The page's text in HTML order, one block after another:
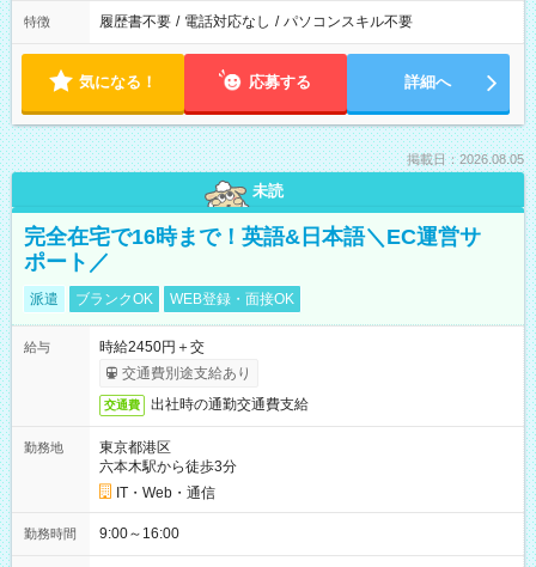
特徴 履歴書不要 / 電話対応なし / パソコンスキル不要
気になる！ 応募する 詳細へ
掲載日：2026.08.05
未読
完全在宅で16時まで！英語&日本語＼EC運営サ
ポート／
派遣 ブランクOK WEB登録・面接OK
給与
時給2450円＋交
交通費別途支給あり
交通費 出社時の通勤交通費支給
勤務地
東京都港区
六本木駅から徒歩3分
IT・Web・通信
勤務時間 9:00～16:00